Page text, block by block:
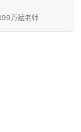
万斌老师